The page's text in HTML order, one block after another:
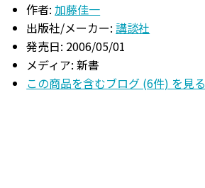
作者: 加藤佳一
出版社/メーカー: 講談社
発売日: 2006/05/01
メディア: 新書
この商品を含むブログ (6件) を見る